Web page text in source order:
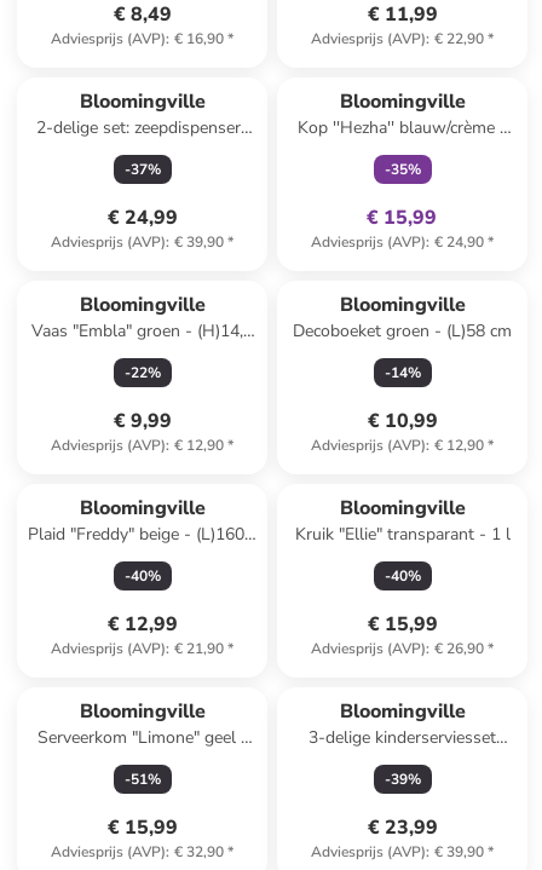
€ 8,49
Adviesprijs (AVP): € 16,90*
€ 11,99
Adviesprijs (AVP): € 22,90*
Bloomingville
2-delige set: zeepdispensers
"Cheran" groen/beige
-37%
€ 24,99
Adviesprijs (AVP): € 39,90*
Bloomingville
Kop ''Hezha'' blauw/crème -
260 ml
-35%
€ 15,99
Adviesprijs (AVP): € 24,90*
Bloomingville
Vaas "Embla" groen - (H)14,5
x Ø 6 cm
-22%
€ 9,99
Adviesprijs (AVP): € 12,90*
Bloomingville
Decoboeket groen - (L)58 cm
-14%
€ 10,99
Adviesprijs (AVP): € 12,90*
Bloomingville
Plaid "Freddy" beige - (L)160 x
(B)130 cm
-40%
€ 12,99
Adviesprijs (AVP): € 21,90*
Bloomingville
Kruik "Ellie" transparant - 1 l
-40%
€ 15,99
Adviesprijs (AVP): € 26,90*
Bloomingville
Serveerkom "Limone" geel -
(L)26 x (B)18 cm
-51%
€ 15,99
Adviesprijs (AVP): € 32,90*
Bloomingville
3-delige kinderserviesset
"Jesse" wit/oranje
-39%
€ 23,99
Adviesprijs (AVP): € 39,90*